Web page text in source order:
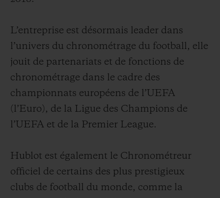
L’entreprise est désormais leader dans
l’univers du chronométrage du football, elle
jouit de partenariats et de fonctions de
chronométrage dans le cadre des
championnats européens de l’UEFA
(l’Euro), de la Ligue des Champions de
l’UEFA et de la Premier League.
Hublot est également le Chronométreur
officiel de certains des plus prestigieux
clubs de football du monde, comme la